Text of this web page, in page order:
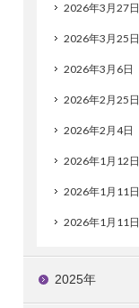
2026年3月27日
2026年3月25日
2026年3月6日
2026年2月25日
2026年2月4日
2026年1月12日
2026年1月11日
2026年1月11日
2025年